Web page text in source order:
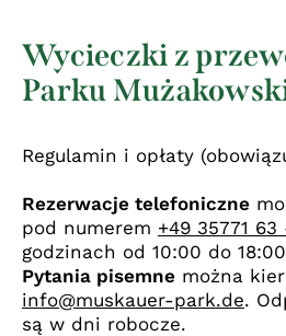
Wycieczki z
Parku
Regulamin i opłaty
Rezerwacje telefoniczne
pod numerem +49 35771 63
godzinach od 10:00 do
Pytania pisemne można
info@muskauer-park.de.
są w dni robocze.